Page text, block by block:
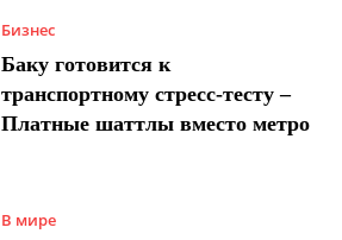
Бизнес
Баку готовится к
транспортному стресс-тесту –
Платные шаттлы вместо метро
В мире